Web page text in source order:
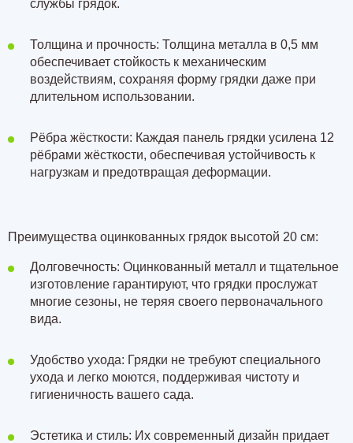
службы грядок.
Толщина и прочность: Толщина металла в 0,5 мм
обеспечивает стойкость к механическим
воздействиям, сохраняя форму грядки даже при
длительном использовании.
Рёбра жёсткости: Каждая панель грядки усилена 12
рёбрами жёсткости, обеспечивая устойчивость к
нагрузкам и предотвращая деформации.
Преимущества оцинкованных грядок высотой 20 см:
Долговечность: Оцинкованный металл и тщательное
изготовление гарантируют, что грядки прослужат
многие сезоны, не теряя своего первоначального
вида.
Удобство ухода: Грядки не требуют специального
ухода и легко моются, поддерживая чистоту и
гигиеничность вашего сада.
Эстетика и стиль: Их современный дизайн придает